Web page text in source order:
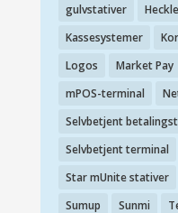
gulvstativer
Kassesystemer
Logos
Market Pay
mPOS-terminal
Selvbetjent
Selvbetjent terminal
Star mUnite stativer
Sumup
Sunmi